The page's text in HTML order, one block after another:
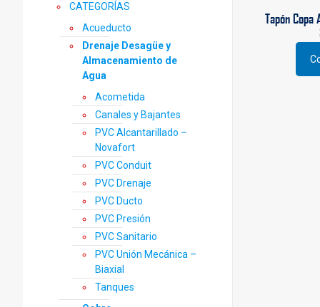
Tapón Copa
Este
CATEGORÍAS
Acueducto
Drenaje Desagüe y
Almacenamiento de
Agua
Acometida
Canales y Bajantes
PVC Alcantarillado –
Novafort
PVC Conduit
PVC Drenaje
PVC Ducto
PVC Presión
PVC Sanitario
PVC Unión Mecánica –
Biaxial
Tanques